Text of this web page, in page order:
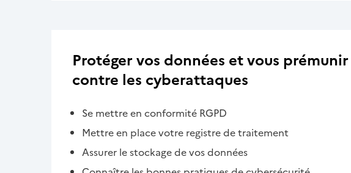
Protéger vos données et vous prémunir
contre les cyberattaques
Se mettre en conformité RGPD
Mettre en place votre registre de traitement
Assurer le stockage de vos données